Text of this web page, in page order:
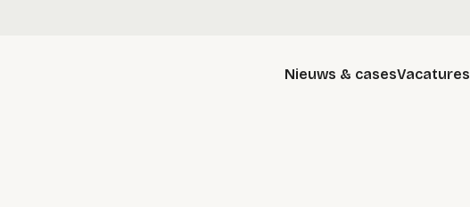
Nieuws & casesVacatures